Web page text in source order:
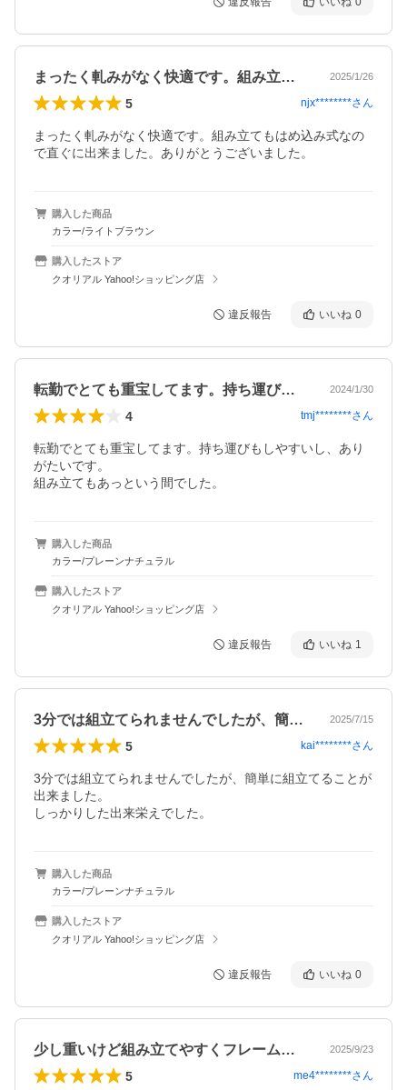
まったく軋みがなく快適です。組み立ても… 2025/1/26
5 njx********さん
まったく軋みがなく快適です。組み立てもはめ込み式なの
で直ぐに出来ました。ありがとうございました。
購入した商品
カラー/ライトブラウン
購入したストア
クオリアル Yahoo!ショッピング店
違反報告 いいね 0
転勤でとても重宝してます。持ち運びもし… 2024/1/30
4 tmj********さん
転勤でとても重宝してます。持ち運びもしやすいし、あり
がたいです。
組み立てもあっという間でした。
購入した商品
カラー/プレーンナチュラル
購入したストア
クオリアル Yahoo!ショッピング店
違反報告 いいね 1
3分では組立てられませんでしたが、簡単… 2025/7/15
5 kai********さん
3分では組立てられませんでしたが、簡単に組立てることが
出来ました。
しっかりした出来栄えでした。
購入した商品
カラー/プレーンナチュラル
購入したストア
クオリアル Yahoo!ショッピング店
違反報告 いいね 0
少し重いけど組み立てやすくフレームもし… 2025/9/23
5 me4********さん